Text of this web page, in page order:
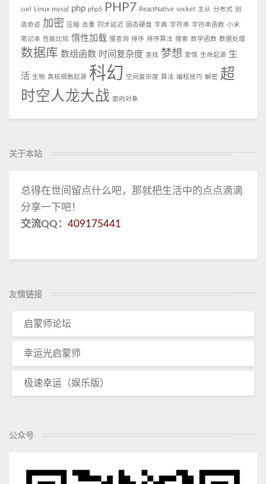
curl Linux mysql php php5 PHP7 ReactNative socket 主从 分布式 创
造奇迹 加密 压缩 去重 同步延迟 固态硬盘 字典 字符串 字符串函数 小米
笔记本 性能比较 惰性加载 慢查询 排序 排序算法 搜索 数学函数 数据处理
数据库 数组函数 时间复杂度 查找 梦想 爱情 生命起源 生
活 生物 真核细胞起源 科幻 空间复杂度 算法 编程技巧 解密 超
时空人龙大战 面向对象
关于本站
总得在世间留点什么吧，那就把生活中的点点滴滴
分享一下吧！
交流QQ： 409175441
友情链接
启蒙师论坛
幸运光启蒙师
极速幸运（娱乐版）
公众号